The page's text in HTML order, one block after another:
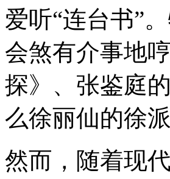
爱听“连台书”
会煞有介事地
探》、张鉴庭
么徐丽仙的徐
然而，随着现